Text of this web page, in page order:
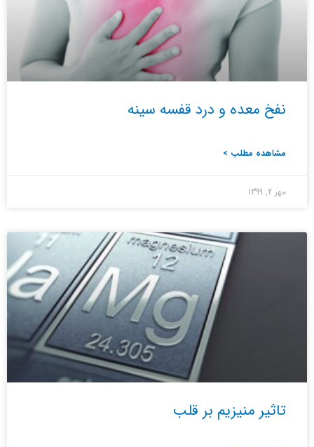
نفخ معده و درد قفسه سینه
مشاهده مطلب >
مهر 2, 1399
تاثیر منیزیم بر قلب